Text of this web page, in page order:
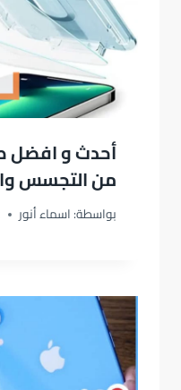
أحدث و افضل
من التجسس
بواسطة:اسماء أنور